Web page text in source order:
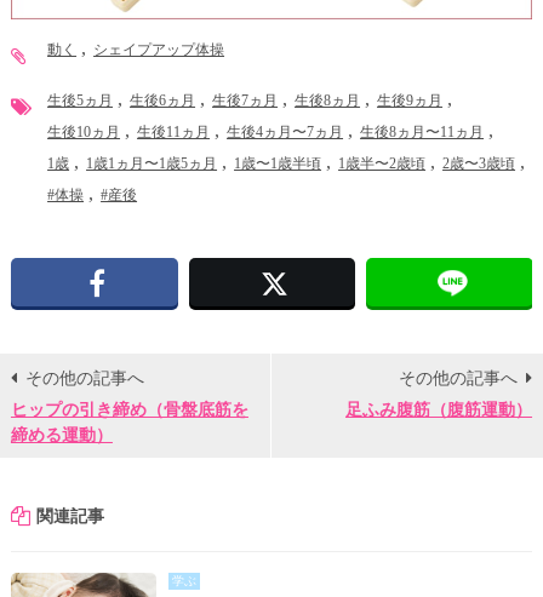
動く シェイプアップ体操
生後5ヵ月 生後6ヵ月 生後7ヵ月 生後8ヵ月 生後9ヵ月
生後10ヵ月 生後11ヵ月 生後4ヵ月〜7ヵ月 生後8ヵ月〜11ヵ月
1歳 1歳1ヵ月〜1歳5ヵ月 1歳〜1歳半頃 1歳半〜2歳頃 2歳〜3歳頃
#体操 #産後
その他の記事へ
ヒップの引き締め（骨盤底筋を
締める運動）
その他の記事へ
足ふみ腹筋（腹筋運動）
関連記事
学ぶ